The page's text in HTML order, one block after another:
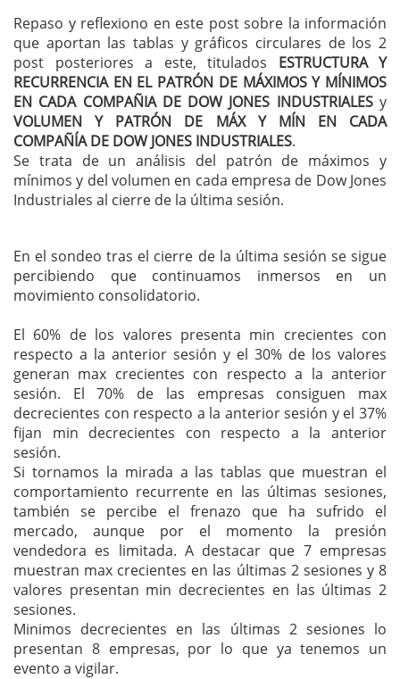
Repaso y reflexiono en este post sobre la información
que aportan las tablas y gráficos circulares de los 2
post posteriores a este, titulados ESTRUCTURA Y
RECURRENCIA EN EL PATRÓN DE MÁXIMOS Y MÍNIMOS
EN CADA COMPAÑIA DE DOW JONES INDUSTRIALESy
VOLUMEN Y PATRÓN DE MÁX Y MÍN EN CADA
COMPAÑÍA DE DOW JONES INDUSTRIALES.
Se trata de un análisis del patrón de máximos y
mínimos y del volumen en cada empresa de Dow Jones
Industriales al cierre de la última sesión.
En el sondeo tras el cierre de la última sesión se sigue
percibiendo que continuamos inmersos en un
movimiento consolidatorio.
El 60% de los valores presenta min crecientes con
respecto a la anterior sesión y el 30% de los valores
generan max crecientes con respecto a la anterior
sesión. El 70% de las empresas consiguen max
decrecientes con respecto a la anterior sesión y el 37%
fijan min decrecientes con respecto a la anterior
sesión.
Si tornamos la mirada a las tablas que muestran el
comportamiento recurrente en las últimas sesiones,
también se percibe el frenazo que ha sufrido el
mercado, aunque por el momento la presión
vendedora es limitada. A destacar que 7 empresas
muestran max crecientes en las últimas 2 sesiones y 8
valores presentan min decrecientes en las últimas 2
sesiones.
Minimos decrecientes en las últimas 2 sesiones lo
presentan 8 empresas, por lo que ya tenemos un
evento a vigilar.